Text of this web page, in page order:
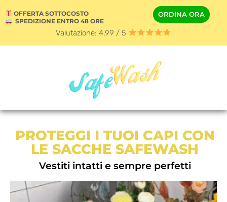
OFFERTA SOTTOCOSTO
SPEDIZIONE ENTRO 48 ORE
ORDINA ORA
Valutazione: 4,99 / 5
PROTEGGI I TUOI CAPI CON
LE SACCHE SAFEWASH
Vestiti intatti e sempre perfetti